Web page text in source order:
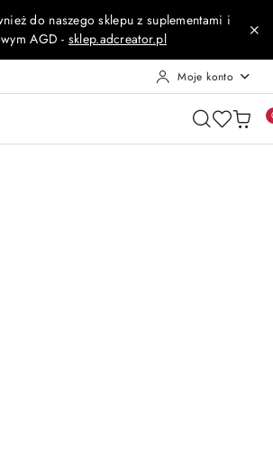
głównej
konto
głównego
produktu
do naszego sklepu z suplementami i
AGD - sklep.adcreator.pl
Moje konto